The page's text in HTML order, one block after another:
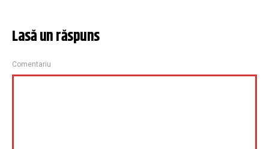
Lasă un răspuns
Comentariu